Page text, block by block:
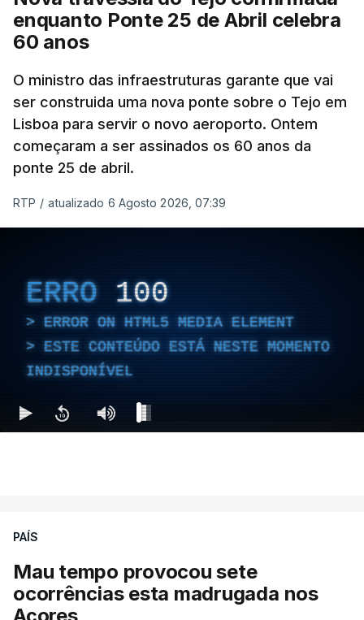
enquanto Ponte 25 de Abril celebra
60 anos
O ministro das infraestruturas garante que vai
ser construida uma nova ponte sobre o Tejo em
Lisboa para servir o novo aeroporto. Ontem
começaram a ser assinados os 60 anos da
ponte 25 de abril.
RTP / atualizado 6 Agosto 2026, 07:39
ERRO 100
ERROR ON HTML5 MEDIA ELEMENT
ESTE CONTEÚDO ESTÁ NESTE MOMENTO
INDISPONÍVEL
PAÍS
Mau tempo provocou sete
ocorrências esta madrugada nos